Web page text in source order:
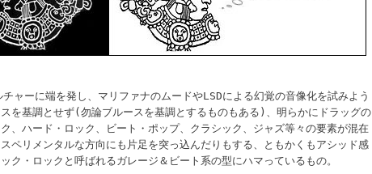
ャーに端を発し、マリファナのムードやLSDによる幻覚の音像化を試みよう
を基調とせず(勿論ブルースを基調とするものもある)、明らかにドラッグの
、ハード・ロック、ビート・ポップ、クラシック、ジャズ等々の要素が混在
ペリメンタルな方向にも片足を突っ込んだりもする、ともかくもアシッド感
ク・ロックと呼ばれるガレージ＆ビート系の型にハマっているもの。